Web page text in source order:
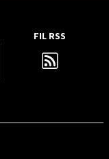
FIL RSS